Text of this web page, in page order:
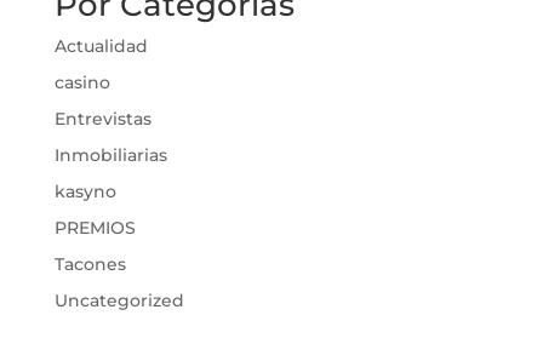
Actualidad
casino
Entrevistas
Inmobiliarias
kasyno
PREMIOS
Tacones
Uncategorized